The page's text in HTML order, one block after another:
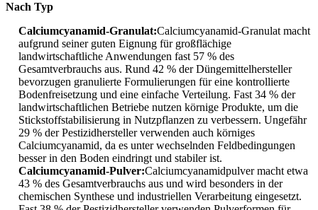
Nach Typ
Calciumcyanamid-Granulat:Calciumcyanamid-Granulat macht
aufgrund seiner guten Eignung für großflächige
landwirtschaftliche Anwendungen fast 57 % des
Gesamtverbrauchs aus. Rund 42 % der Düngemittelhersteller
bevorzugen granulierte Formulierungen für eine kontrollierte
Bodenfreisetzung und eine einfache Verteilung. Fast 34 % der
landwirtschaftlichen Betriebe nutzen körnige Produkte, um die
Stickstoffstabilisierung in Nutzpflanzen zu verbessern. Ungefähr
29 % der Pestizidhersteller verwenden auch körniges
Calciumcyanamid, da es unter wechselnden Feldbedingungen
besser in den Boden eindringt und stabiler ist.
Calciumcyanamid-Pulver:Calciumcyanamidpulver macht etwa
43 % des Gesamtverbrauchs aus und wird besonders in der
chemischen Synthese und industriellen Verarbeitung eingesetzt.